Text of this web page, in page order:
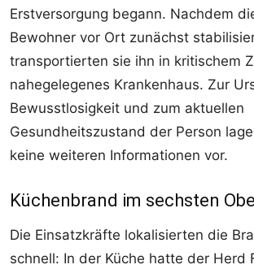
Erstversorgung begann. Nachdem
Bewohner vor Ort zunächst
transportierten sie ihn in kritischem
nahegelegenes Krankenhaus. Zur
Bewusstlosigkeit und zum aktuellen
Gesundheitszustand der Person
keine weiteren Informationen vor.
Küchenbrand im sechsten
Die Einsatzkräfte lokalisierten die
schnell: In der Küche hatte der Herd